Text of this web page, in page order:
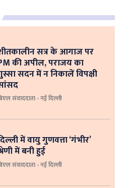
सत्र के आगाज पर
की अपील, पराजय का
सदन में न निकालें विपक्षी
संवाददाता - नई दिल्ली
में वायु गुणवत्ता ‘गंभीर’
में बनी हुई
संवाददाता - नई दिल्ली